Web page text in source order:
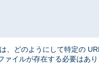
、どのようにして特定の
ァイルが存在する必要はあり